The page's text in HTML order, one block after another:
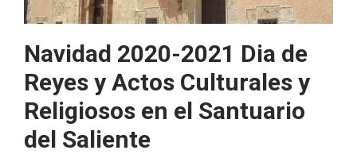
Navidad 2020-2021 Dia de
Reyes y Actos Culturales y
Religiosos en el Santuario
del Saliente